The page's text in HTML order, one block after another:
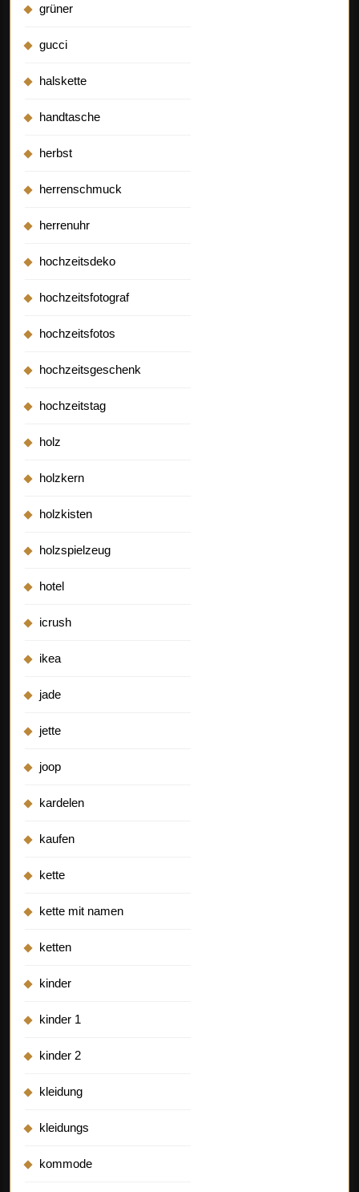
grüner
gucci
halskette
handtasche
herbst
herrenschmuck
herrenuhr
hochzeitsdeko
hochzeitsfotograf
hochzeitsfotos
hochzeitsgeschenk
hochzeitstag
holz
holzkern
holzkisten
holzspielzeug
hotel
icrush
ikea
jade
jette
joop
kardelen
kaufen
kette
kette mit namen
ketten
kinder
kinder 1
kinder 2
kleidung
kleidungs
kommode